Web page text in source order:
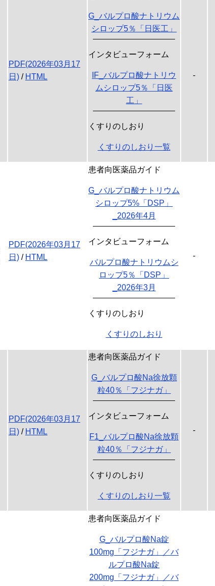
PDF(2026年03月17
日) / HTML
G_バルプロ酸ナトリウム
シロップ5％「日医工」
インタビューフォーム
IF_バルプロ酸ナトリウ
ムシロップ5％「日医
工」
くすりのしおり
くすりのしおり一覧
-
PDF(2026年03月17
日) / HTML
患者向医薬品ガイド
G_バルプロ酸ナトリウム
シロップ5%「DSP」
_2026年4月
インタビューフォーム
バルプロ酸ナトリウムシ
ロップ5％「DSP」
_2026年3月
くすりのしおり
くすりのしおり
-
PDF(2026年03月17
日) / HTML
患者向医薬品ガイド
G_バルプロ酸Na徐放顆
粒40％「フジナガ」
インタビューフォーム
F1_バルプロ酸Na徐放顆
粒40％「フジナガ」
くすりのしおり
くすりのしおり一覧
-
患者向医薬品ガイド
G_バルプロ酸Na錠
100mg「フジナガ」／バ
ルプロ酸Na錠
200mg「フジナガ」／バ